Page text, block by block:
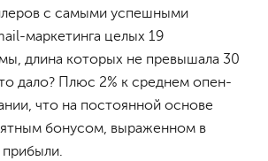
с самыми успешными
маркетинга целых 19
длина которых не превышала 30
дало? Плюс 2% к среднем опен-
что на постоянной основе
бонусом, выраженном в